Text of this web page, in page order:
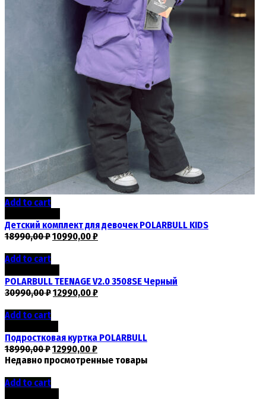
Add to cart
Детский комплект для девочек POLARBULL KIDS
18990,00₽10990,00₽
Add to cart
POLARBULL TEENAGE V2.0 3508SE Черный
30990,00₽12990,00₽
Add to cart
Подростковая куртка POLARBULL
18990,00₽12990,00₽
Недавно просмотренные товары
Add to cart